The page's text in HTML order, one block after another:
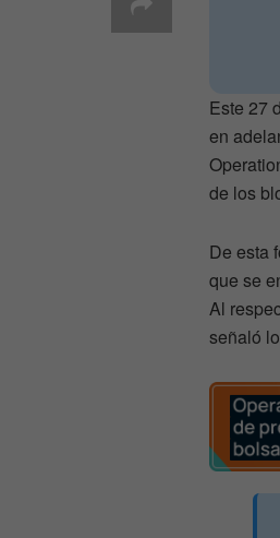
Este 27
en
de los
De esta
que se
Al
señaló